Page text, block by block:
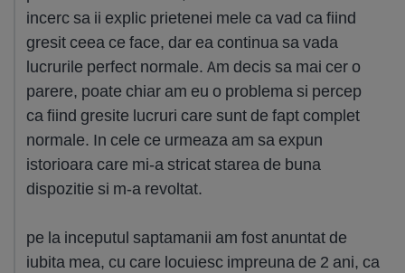
incerc sa ii explic prietenei mele ca vad ca fiind
gresit ceea ce face, dar ea continua sa vada
lucrurile perfect normale. Am decis sa mai cer o
parere, poate chiar am eu o problema si percep
ca fiind gresite lucruri care sunt de fapt complet
normale. In cele ce urmeaza am sa expun
istorioara care mi-a stricat starea de buna
dispozitie si m-a revoltat.
pe la inceputul saptamanii am fost anuntat de
iubita mea, cu care locuiesc impreuna de 2 ani, ca